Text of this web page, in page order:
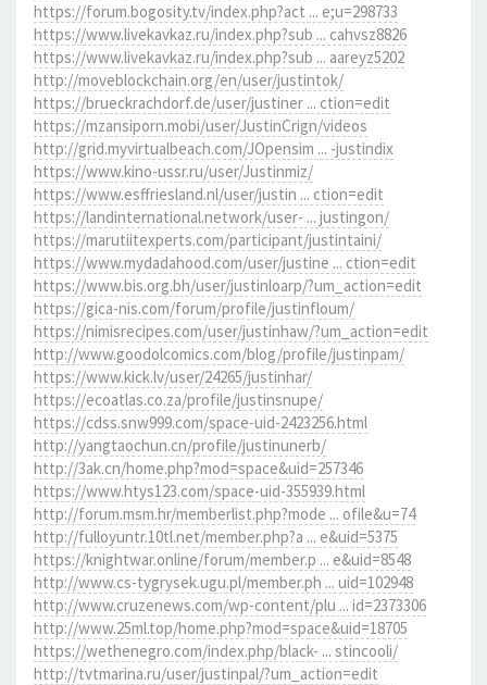
https://forum.bogosity.tv/index.php?act ... e;u=298733
https://www.livekavkaz.ru/index.php?sub ... cahvsz8826
https://www.livekavkaz.ru/index.php?sub ... aareyz5202
http://moveblockchain.org/en/user/justintok/
https://brueckrachdorf.de/user/justiner ... ction=edit
https://mzansiporn.mobi/user/JustinCrign/videos
http://grid.myvirtualbeach.com/JOpensim ... -justindix
https://www.kino-ussr.ru/user/Justinmiz/
https://www.esffriesland.nl/user/justin ... ction=edit
https://landinternational.network/user- ... justingon/
https://marutiitexperts.com/participant/justintaini/
https://www.mydadahood.com/user/justine ... ction=edit
https://www.bis.org.bh/user/justinloarp/?um_action=edit
https://gica-nis.com/forum/profile/justinfloum/
https://nimisrecipes.com/user/justinhaw/?um_action=edit
http://www.goodolcomics.com/blog/profile/justinpam/
https://www.kick.lv/user/24265/justinhar/
https://ecoatlas.co.za/profile/justinsnupe/
https://cdss.snw999.com/space-uid-2423256.html
http://yangtaochun.cn/profile/justinunerb/
http://3ak.cn/home.php?mod=space&uid=257346
https://www.htys123.com/space-uid-355939.html
http://forum.msm.hr/memberlist.php?mode ... ofile&u=74
http://fulloyuntr.10tl.net/member.php?a ... e&uid=5375
https://knightwar.online/forum/member.p ... e&uid=8548
http://www.cs-tygrysek.ugu.pl/member.ph ... uid=102948
http://www.cruzenews.com/wp-content/plu ... id=2373306
http://www.25ml.top/home.php?mod=space&uid=18705
https://wethenegro.com/index.php/black- ... stincooli/
http://tvtmarina.ru/user/justinpal/?um_action=edit